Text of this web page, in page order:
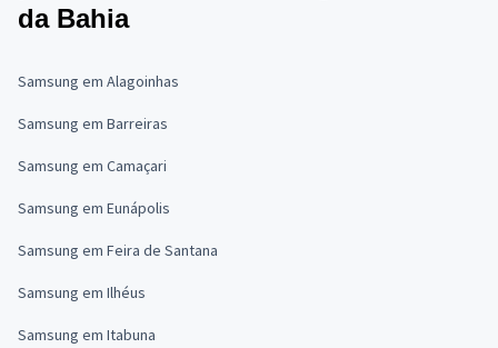
da Bahia
Samsung em Alagoinhas
Samsung em Barreiras
Samsung em Camaçari
Samsung em Eunápolis
Samsung em Feira de Santana
Samsung em Ilhéus
Samsung em Itabuna